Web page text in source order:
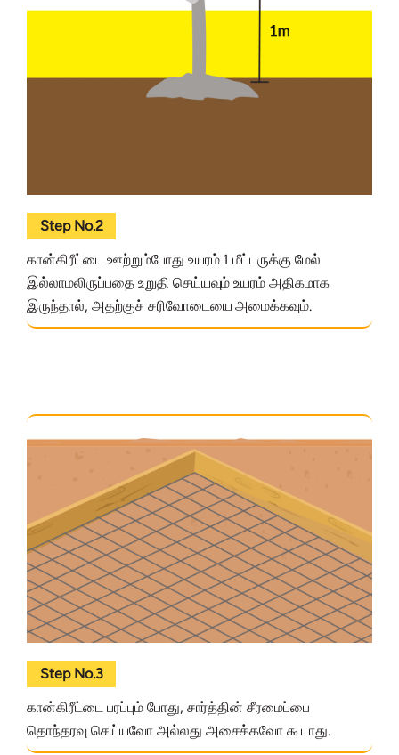
Step No.2
கான்கிரீட்டை ஊற்றும்போது உயரம் 1 மீட்டருக்கு மேல்
இல்லாமலிருப்பதை உறுதி செய்யவும் உயரம் அதிகமாக
இருந்தால், அதற்குச் சரிவோடையை அமைக்கவும்.
Step No.3
கான்கிரீட்டை பரப்பும் போது, சார்த்தின் சீரமைப்பை
தொந்தரவு செய்யவோ அல்லது அசைக்கவோ கூடாது.